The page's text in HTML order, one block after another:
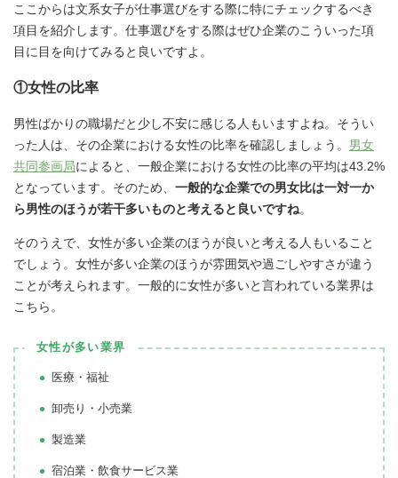
ここからは文系女子が仕事選びをする際に特にチェックするべき
項目を紹介します。仕事選びをする際はぜひ企業のこういった項
目に目を向けてみると良いですよ。
①女性の比率
男性ばかりの職場だと少し不安に感じる人もいますよね。そうい
った人は、その企業における女性の比率を確認しましょう。 男女
共同参画局によると、一般企業における女性の比率の平均は43.2%
となっています。そのため、 一般的な企業での男女比は一対一か
ら男性のほうが若干多いものと考えると良いですね。
そのうえで、女性が多い企業のほうが良いと考える人もいること
でしょう。女性が多い企業のほうが雰囲気や過ごしやすさが違う
ことが考えられます。一般的に女性が多いと言われている業界は
こちら。
女性が多い業界
医療・福祉
卸売り・小売業
製造業
宿泊業・飲食サービス業